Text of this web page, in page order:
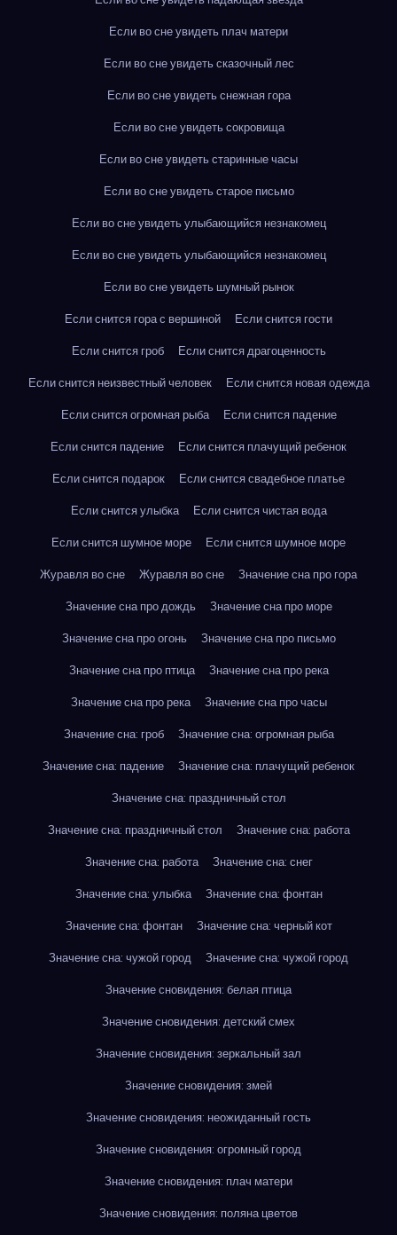
Если во сне увидеть плач матери
Если во сне увидеть сказочный лес
Если во сне увидеть снежная гора
Если во сне увидеть сокровища
Если во сне увидеть старинные часы
Если во сне увидеть старое письмо
Если во сне увидеть улыбающийся незнакомец
Если во сне увидеть улыбающийся незнакомец
Если во сне увидеть шумный рынок
Если снится гора с вершиной
Если снится гости
Если снится гроб
Если снится драгоценность
Если снится неизвестный человек
Если снится новая одежда
Если снится огромная рыба
Если снится падение
Если снится падение
Если снится плачущий ребенок
Если снится подарок
Если снится свадебное платье
Если снится улыбка
Если снится чистая вода
Если снится шумное море
Если снится шумное море
Журавля во сне
Журавля во сне
Значение сна про гора
Значение сна про дождь
Значение сна про море
Значение сна про огонь
Значение сна про письмо
Значение сна про птица
Значение сна про река
Значение сна про река
Значение сна про часы
Значение сна: гроб
Значение сна: огромная рыба
Значение сна: падение
Значение сна: плачущий ребенок
Значение сна: праздничный стол
Значение сна: праздничный стол
Значение сна: работа
Значение сна: работа
Значение сна: снег
Значение сна: улыбка
Значение сна: фонтан
Значение сна: фонтан
Значение сна: черный кот
Значение сна: чужой город
Значение сна: чужой город
Значение сновидения: белая птица
Значение сновидения: детский смех
Значение сновидения: зеркальный зал
Значение сновидения: змей
Значение сновидения: неожиданный гость
Значение сновидения: огромный город
Значение сновидения: плач матери
Значение сновидения: поляна цветов